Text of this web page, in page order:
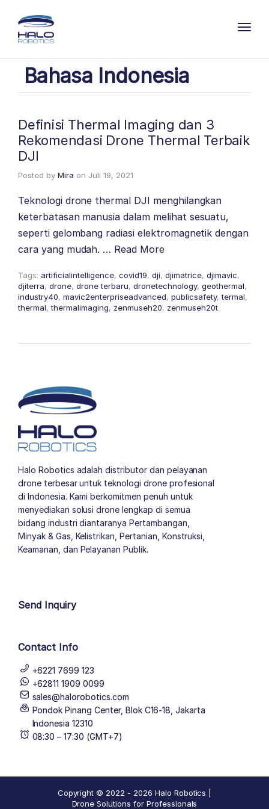
Bahasa Indonesia
Definisi Thermal Imaging dan 3
Rekomendasi Drone Thermal Terbaik
DJI
Posted by Mira on Juli 19, 2021
Teknologi drone thermal DJI menghilangkan
keterbatasan manusia dalam melihat sesuatu,
seperti gelombang radiasi elektromagnetik dengan
cara yang mudah. … Read More
Tags: artificialintelligence, covid19, dji, djimatrice, djimavic,
djiterra, drone, drone terbaru, dronetechnology, geothermal,
industry40, mavic2enterpriseadvanced, publicsafety,termal,
thermal,thermalimaging, zenmuseh20, zenmuseh20t
Halo Robotics adalah distributor dan pelayanan
drone terbesar untuk teknologi drone profesional
di Indonesia. Kami berkomitmen penuh untuk
menyediakan solusi drone lengkap di semua
bidang industri diantaranya Pertambangan,
Minyak & Gas, Kelistrikan, Pertanian, Konstruksi,
Keamanan, dan Pelayanan Publik.
Send Inquiry
Contact Info
+6221 7699 123
+62811 1909 0099
sales@halorobotics.com
Pondok Pinang Center, Blok C16-18, Jakarta
Indonesia 12310
08:30 – 17:30 (GMT+7)
Copyright © 2022 - 2026 Halo Robotics |
Drone Solutions for Professionals